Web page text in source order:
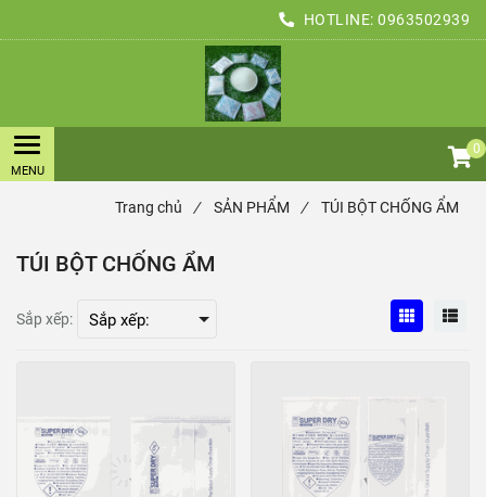
HOTLINE: 0963502939
0
Trang chủ / SẢN PHẨM / TÚI BỘT CHỐNG ẨM
TÚI BỘT CHỐNG ẨM
Sắp xếp: